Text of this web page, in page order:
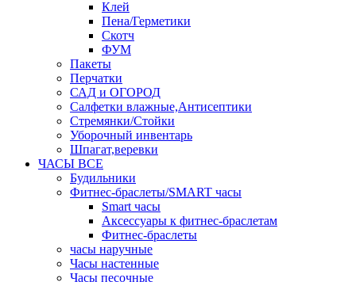
Клей
Пена/Герметики
Скотч
ФУМ
Пакеты
Перчатки
САД и ОГОРОД
Салфетки влажные,Антисептики
Стремянки/Стойки
Уборочный инвентарь
Шпагат,веревки
ЧАСЫ ВСЕ
Будильники
Фитнес-браслеты/SMART часы
Smart часы
Аксессуары к фитнес-браслетам
Фитнес-браслеты
часы наручные
Часы настенные
Часы песочные